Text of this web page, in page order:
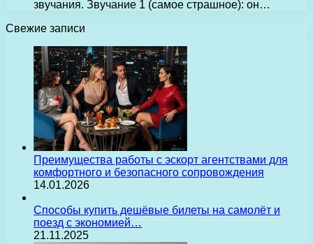
звучания. Звучание 1 (самое страшное): он…
Свежие записи
Преимущества работы с эскорт агентствами для
комфортного и безопасного сопровождения
14.01.2026
Способы купить дешёвые билеты на самолёт и
поезд с экономией…
21.11.2025